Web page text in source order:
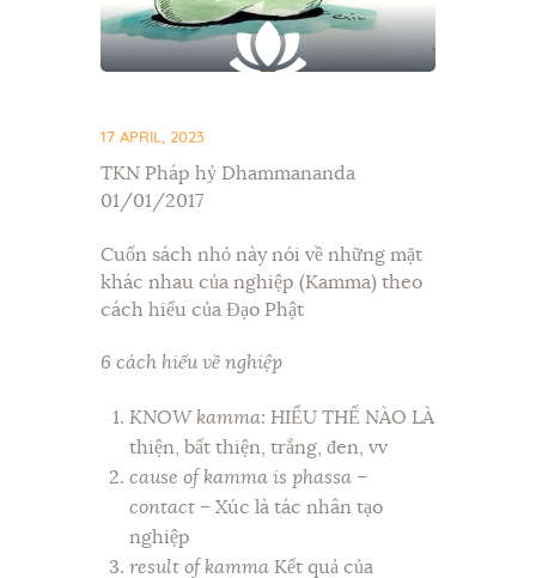
17 APRIL, 2023
TKN Pháp hỷ Dhammananda
01/01/2017
Cuốn sách nhỏ này nói về những mặt
khác nhau của nghiệp (Kamma) theo
cách hiểu của Đạo Phật
6 cách hiểu về nghiệp
KNOWkamma: HIỂU THẾ NÀO LÀ
thiện, bất thiện, trắng, đen, vv
cause of kamma is phassa –
contact – Xúc là tác nhân tạo
nghiệp
result of kamma Kết quả của